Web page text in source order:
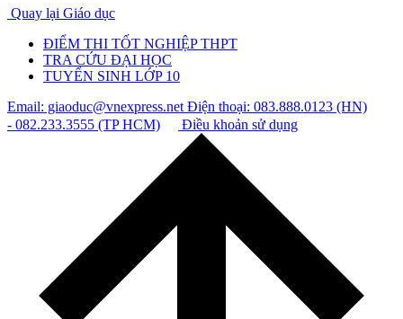
Quay lại Giáo dục
ĐIỂM THI TỐT NGHIỆP THPT
TRA CỨU ĐẠI HỌC
TUYỂN SINH LỚP 10
Email: giaoduc@vnexpress.net Điện thoại: 083.888.0123 (HN)
- 082.233.3555 (TP HCM)
Điều khoản sử dụng